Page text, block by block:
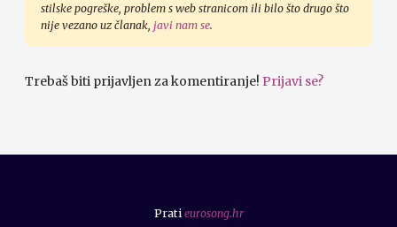
stilske pogreške, problem s web stranicom ili bilo što drugo što
nije vezano uz članak, javi nam se.
Trebaš biti prijavljen za komentiranje! Prijavi se?
Prati eurosong.hr